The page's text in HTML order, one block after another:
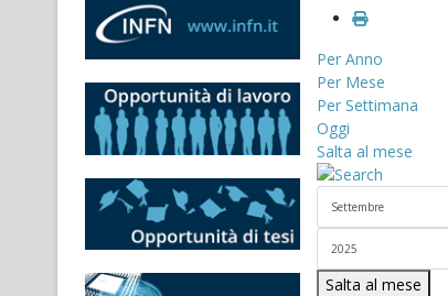
Per Anno
Per Mese
Per Settimana
Oggi
Salta al mese
Salta al mese